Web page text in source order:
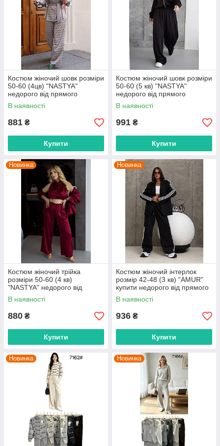
Костюм жіночий шовк розміри
50-60 (4цв) "NASTYA"
недорого від прямого
постачальника
В наявності
881 ₴
Купити
Костюм жіночий шовк розміри
50-60 (5 кв) "NASTYA"
недорого від прямого
постачальника
В наявності
991 ₴
Купити
Новинка
Костюм жіночий трійка
розміри 50-60 (4 кв)
"NASTYA" недорого від
прямого постачальника
В наявності
880 ₴
Купити
Новинка
Костюм жіночий інтерлок
розмір 42-48 (3 кв) "AMUR"
купити недорого від прямого
постачальника
В наявності
936 ₴
Купити
Новинка Новинка